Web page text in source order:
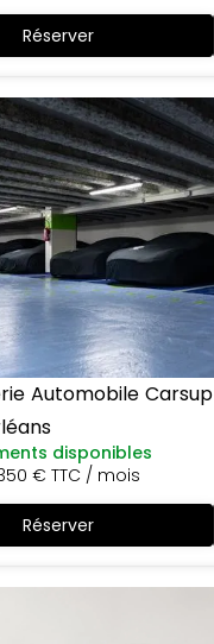
Réserver
Automobile Carsup
disponibles
€ TTC / mois
Réserver